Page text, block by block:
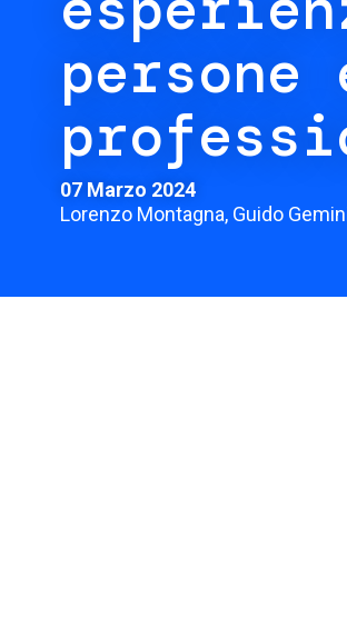
persone
07 Marzo 2024
Lorenzo Montagna, Guido